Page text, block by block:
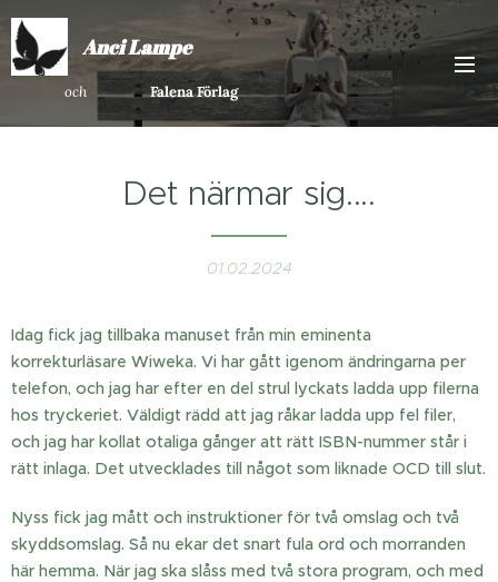
Anci Lampe
och Falena Förlag
Det närmar sig....
01.02.2024
Idag fick jag tillbaka manuset från min eminenta
korrekturläsare Wiweka. Vi har gått igenom ändringarna per
telefon, och jag har efter en del strul lyckats ladda upp filerna
hos tryckeriet. Väldigt rädd att jag råkar ladda upp fel filer,
och jag har kollat otaliga gånger att rätt ISBN-nummer står i
rätt inlaga. Det utvecklades till något som liknade OCD till slut.
Nyss fick jag mått och instruktioner för två omslag och två
skyddsomslag. Så nu ekar det snart fula ord och morranden
här hemma. När jag ska slåss med två stora program, och med